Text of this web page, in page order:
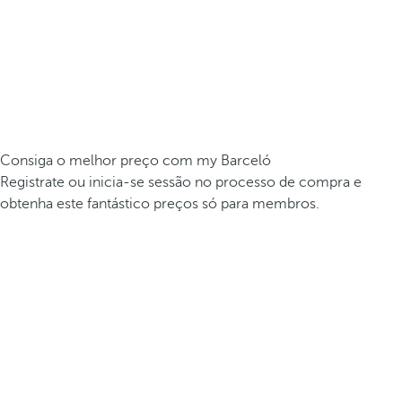
Consiga o melhor preço com my Barceló
Registrate ou inicia-se sessão no processo de compra e
obtenha este fantástico preços só para membros.